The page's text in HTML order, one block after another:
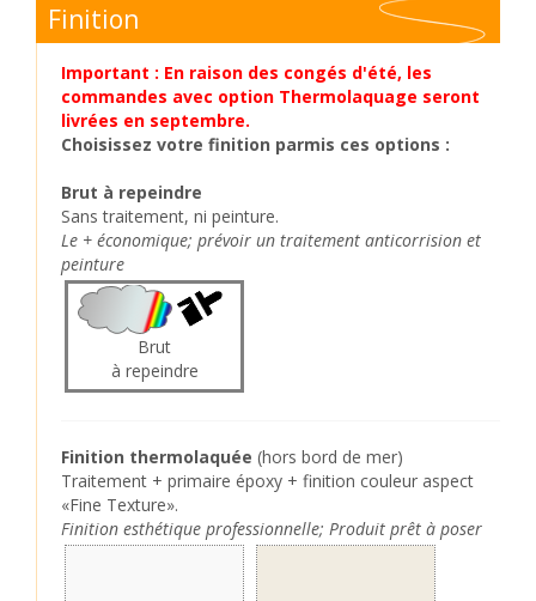
Finition
Important : En raison des congés d'été, les
commandes avec option Thermolaquage seront
livrées en septembre.
Choisissez votre finition parmis ces options :
Brut à repeindre
Sans traitement, ni peinture.
Le + économique; prévoir un traitement anticorrision et
peinture
Brut
à repeindre
Finition thermolaquée (hors bord de mer)
Traitement + primaire époxy + finition couleur aspect
«Fine Texture».
Finition esthétique professionnelle; Produit prêt à poser